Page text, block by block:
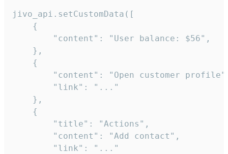
jivo_api.setCustomData([
    {
        "content": "User balance: $56",
    },
    {
"content": "Open customer
        "link": "..."
    },
    {
        "title": "Actions",
        "content": "Add contact",
        "link": "..."